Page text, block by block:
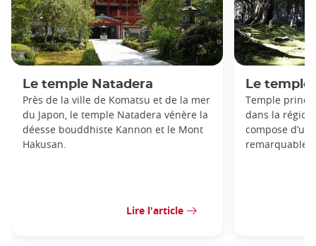
Le temple Natadera
Près de la ville de Komatsu et de la mer
du Japon, le temple Natadera vénère la
déesse bouddhiste Kannon et le Mont
Hakusan.
Lire l'article
Le
Temple
dans la
compose